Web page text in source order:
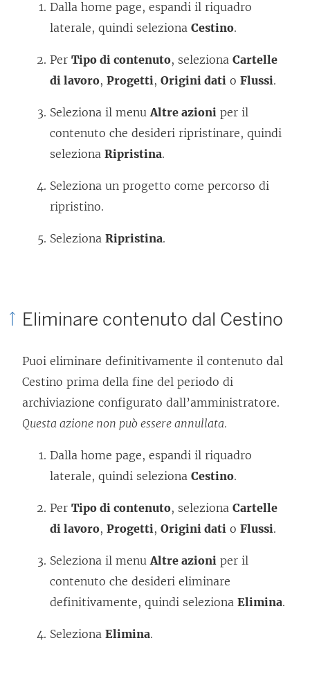
Dalla home page, espandi il riquadro
laterale, quindi seleziona Cestino.
Per Tipo di contenuto, seleziona Cartelle
di lavoro, Progetti, Origini dati o Flussi.
Seleziona il menu Altre azioni per il
contenuto che desideri ripristinare, quindi
seleziona Ripristina.
Seleziona un progetto come percorso di
ripristino.
Seleziona Ripristina.
Eliminare contenuto dal Cestino
Puoi eliminare definitivamente il contenuto dal
Cestino prima della fine del periodo di
archiviazione configurato dall’amministratore.
Questa azione non può essere annullata.
Dalla home page, espandi il riquadro
laterale, quindi seleziona Cestino.
Per Tipo di contenuto, seleziona Cartelle
di lavoro, Progetti, Origini dati o Flussi.
Seleziona il menu Altre azioni per il
contenuto che desideri eliminare
definitivamente, quindi seleziona Elimina.
Seleziona Elimina.